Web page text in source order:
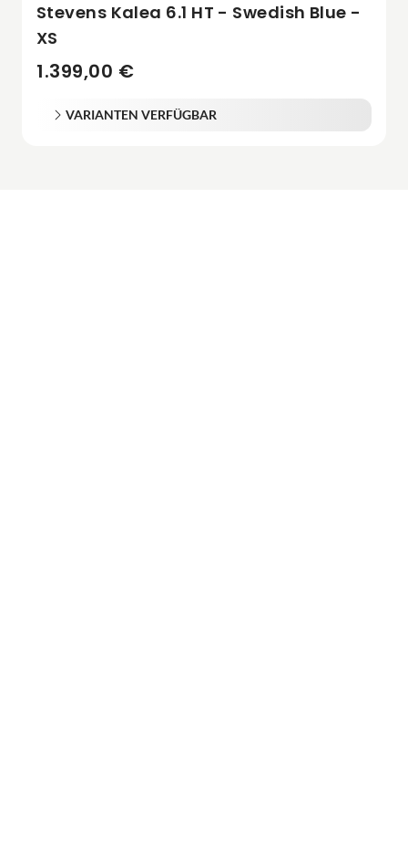
Stevens Kalea 6.1 HT - Swedish Blue -
XS
1.399,00 €
VARIANTEN VERFÜGBAR